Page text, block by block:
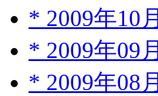
* 2009年10月
* 2009年09月
* 2009年08月